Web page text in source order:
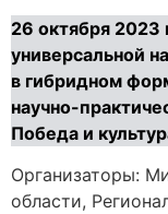
26 октября 2023
универсальной
в гибридном
научно-
Победа и
Организаторы:
области,